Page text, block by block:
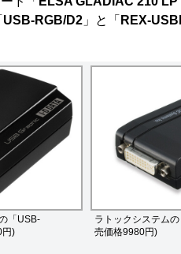
USB-RGB/D2 」と「 REX-
「USB-
円)
ラトックシステム
売価格9980円)